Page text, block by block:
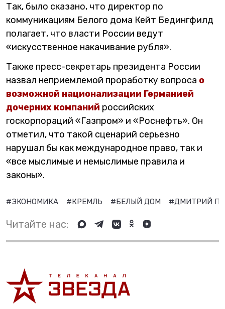
Так, было сказано, что директор по
коммуникациям Белого дома Кейт Бедингфилд
полагает, что власти России ведут
«искусственное накачивание рубля».
Также пресс-секретарь президента России
назвал неприемлемой проработку вопроса о
возможной национализации Германией
дочерних компаний российских
госкорпораций «Газпром» и «Роснефть». Он
отметил, что такой сценарий серьезно
нарушал бы как международное право, так и
«все мыслимые и немыслимые правила и
законы».
#ЭКОНОМИКА #КРЕМЛЬ #БЕЛЫЙ ДОМ #ДМИТРИЙ
Читайте нас: